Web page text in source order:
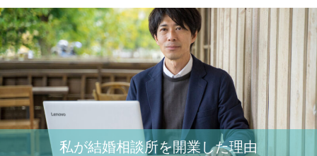
私が結婚相談所を開業した理由